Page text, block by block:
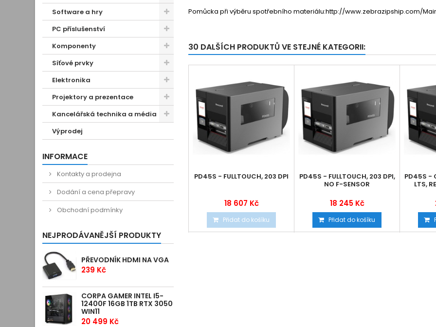
Software a hry
PC příslušenství
Komponenty
Síťové prvky
Elektronika
Projektory a prezentace
Kancelářská technika a média
Výprodej
INFORMACE
Kontakty a prodejna
Dodání a cena přepravy
Obchodní podmínky
NEJPRODÁVANĚJŠÍ PRODUKTY
PŘEVODNÍK HDMI NA VGA
239 Kč
CORPA GAMER INTEL I5-
12400F 16GB 1TB RTX 3050
WIN11
20 499 Kč
Pomůcka při výběru spotřebního materiálu:http://www.zebrazipship.com/
30 DALŠÍCH PRODUKTŮ VE STEJNÉ KATEGORII:
PD45S - FULLTOUCH, 203 DPI
18 607 Kč
Přidat do košíku
PD45S - FULLTOUCH, 203 DPI,
NO F-SENSOR
18 245 Kč
Přidat do košíku
PD45S -
LTS,